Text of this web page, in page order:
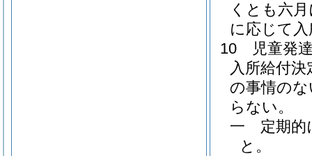
くとも六
に応じて
10
児童発
入所給付
の事情の
らない。
一
定期的
と。